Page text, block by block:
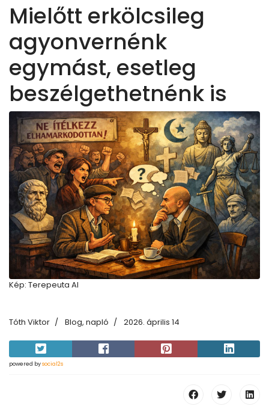
Mielőtt erkölcsileg
agyonvernénk
egymást, esetleg
beszélgethetnénk is
Kép: Terepeuta AI
Tóth Viktor Blog, napló 2026. április 14
powered bysocial2s